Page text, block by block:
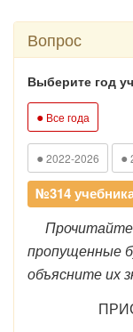
Вопрос
Выберите год
● Все года
● 2022-2026 ●
№314
Прочитайте
пропущенные
объясните их